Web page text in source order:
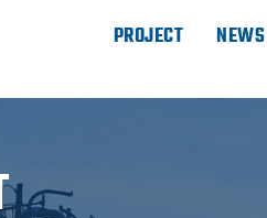
PROJECT NEWS